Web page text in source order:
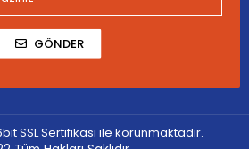
GÖNDER
SSL Sertifikası ile korunmaktadır.